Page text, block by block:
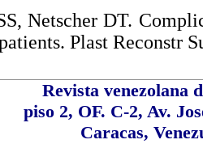
Netscher DT.
patients. Plast
Revista venezolana
piso 2, OF. C-2, Av.
Caracas,